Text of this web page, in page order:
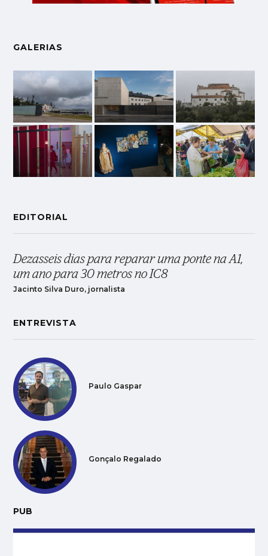
GALERIAS
EDITORIAL
Dezasseis dias para reparar uma ponte na A1,
um ano para 30 metros no IC8
Jacinto Silva Duro, jornalista
ENTREVISTA
Paulo Gaspar
Gonçalo Regalado
PUB